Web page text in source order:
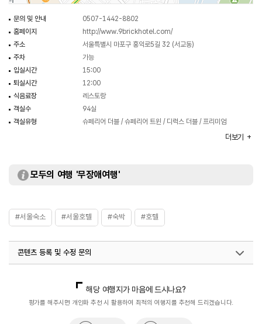
문의 및 안내
0507-1442-8802
홈페이지
http://www.9brickhotel.com/
주소
서울특별시 마포구 홍익로5길 32 (서교동)
주차
가능
입실시간
15:00
퇴실시간
12:00
식음료장
레스토랑
객실수
94실
객실유형
슈페리어 더블 / 슈페리어 트윈 / 디럭스 더블 / 프리미엄
더보기
모두의 여행 '무장애여행'
#서울숙소 #서울호텔 #숙박 #호텔
콘텐츠 등록 및 수정 문의
해당 여행지가 마음에 드시나요?
평가를 해주시면 개인화 추천 시 활용하여 최적의 여행지를 추천해 드리겠습니다.